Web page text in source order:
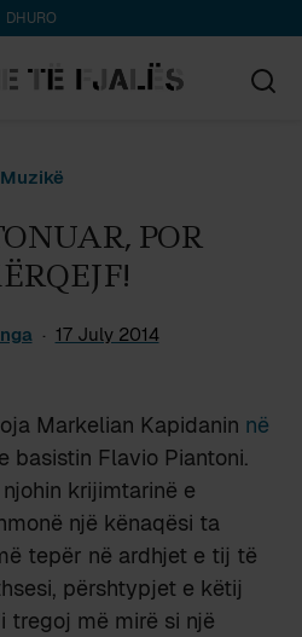
DHURO
Muzikë
POR
17 July 2014
Markelian Kapidanin në
basistin Flavio Piantoni.
krijimtarinë e
një kënaqësi ta
tepër në ardhjet e tij të
përshtypjet e këtij
tregoj më mirë si një